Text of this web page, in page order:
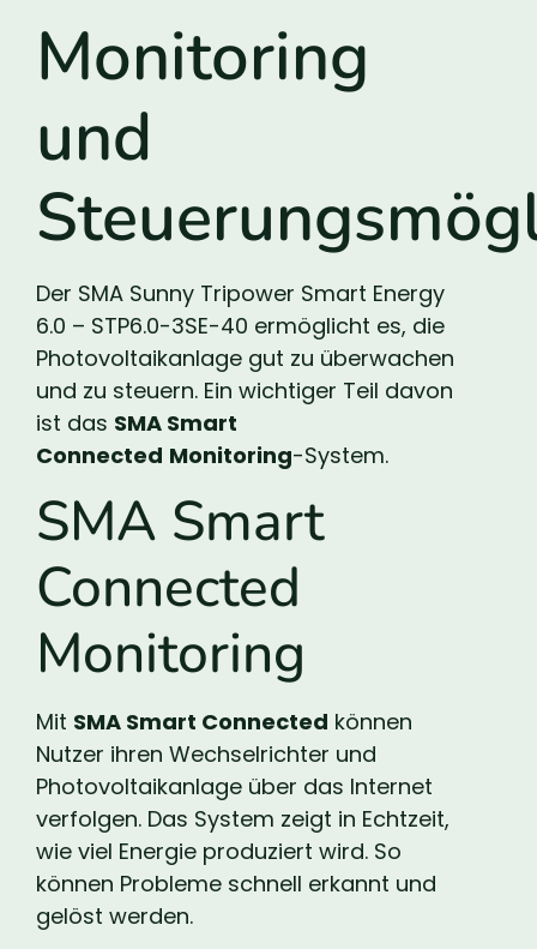
Monitoring
und
Der SMA Sunny Tripower Smart Energy
6.0 – STP6.0-3SE-40 ermöglicht es, die
Photovoltaikanlage gut zu überwachen
und zu steuern. Ein wichtiger Teil davon
ist das SMA Smart
Connected Monitoring-System.
SMA Smart
Connected
Monitoring
Mit SMA Smart Connected können
Nutzer ihren Wechselrichter und
Photovoltaikanlage über das Internet
verfolgen. Das System zeigt in Echtzeit,
wie viel Energie produziert wird. So
können Probleme schnell erkannt und
gelöst werden.